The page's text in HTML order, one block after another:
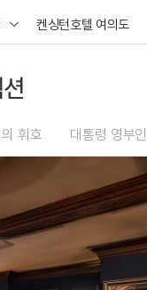
켄싱턴호텔 여의도
휘호 대통령 영부